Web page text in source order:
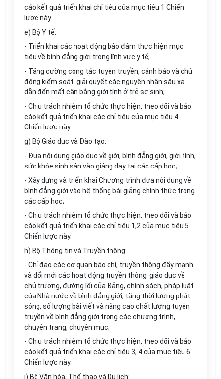
cáo kết quả triển khai chỉ tiêu của mục tiêu 1 Chiến
lược này.
e) Bộ Y tế:
- Triển khai các hoạt động bảo đảm thực hiện mục
tiêu về bình đẳng giới trong lĩnh vực y tế;
- Tăng cường công tác tuyên truyền, cảnh báo và chủ
động kiểm soát, giải quyết các nguyên nhân sâu xa
dẫn đến mất cân bằng giới tính ở trẻ sơ sinh;
- Chịu trách nhiệm tổ chức thực hiện, theo dõi và báo
cáo kết quả triển khai các chỉ tiêu của mục tiêu 4
Chiến lược này.
g) Bộ Giáo dục và Đào tạo:
- Đưa nội dung giáo dục về giới, bình đẳng giới, giới tính,
sức khỏe sinh sản vào giảng dạy tại các cấp học;
- Xây dựng và triển khai Chương trình đưa nội dung về
bình đẳng giới vào hệ thống bài giảng chính thức trong
các cấp học;
- Chịu trách nhiệm tổ chức thực hiện, theo dõi và báo
cáo kết quả triển khai các chỉ tiêu 1,2 của mục tiêu 5
Chiến lược này.
h) Bộ Thông tin và Truyền thông:
- Chỉ đạo các cơ quan báo chí, truyền thông đẩy mạnh
và đổi mới các hoạt động truyền thông, giáo dục về
chủ trương, đường lối của Đảng, chính sách, pháp luật
của Nhà nước về bình đẳng giới, tăng thời lượng phát
sóng, số lượng bài viết và nâng cao chất lượng tuyên
truyền về bình đẳng giới trong các chương trình,
chuyên trang, chuyên mục;
- Chịu trách nhiệm tổ chức thực hiện, theo dõi và báo
cáo kết quả triển khai các chỉ tiêu 3, 4 của mục tiêu 6
Chiến lược này.
i) Bộ Văn hóa, Thể thao và Du lịch: